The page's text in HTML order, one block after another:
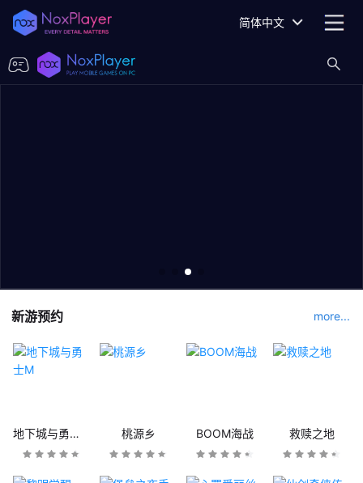
简体中文
新游预约 more...
地下城与勇士M 桃源乡 BOOM海战 救赎之地